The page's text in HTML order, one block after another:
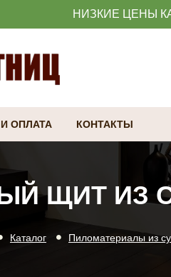
НИЗКИЕ ЦЕНЫ
ОПЛАТА КОНТАКТЫ
ЩИТ ИЗ
Каталог Пиломатериалы из